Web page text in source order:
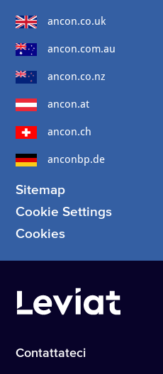
ancon.co.uk
ancon.com.au
ancon.co.nz
ancon.at
ancon.ch
anconbp.de
Sitemap
Cookie Settings
Cookies
Contattateci